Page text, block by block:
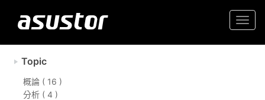
Topic
概論 ( 16 )
分析 ( 4 )